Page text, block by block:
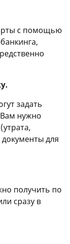
с помощью
задать
нужно
для
получить по
сразу в